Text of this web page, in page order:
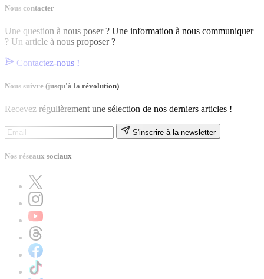
Nous contacter
Une question à nous poser ? Une information à nous communiquer
? Un article à nous proposer ?
Contactez-nous !
Nous suivre (jusqu'à la révolution)
Recevez régulièrement une sélection de nos derniers articles !
S'inscrire à la newsletter
Nos réseaux sociaux